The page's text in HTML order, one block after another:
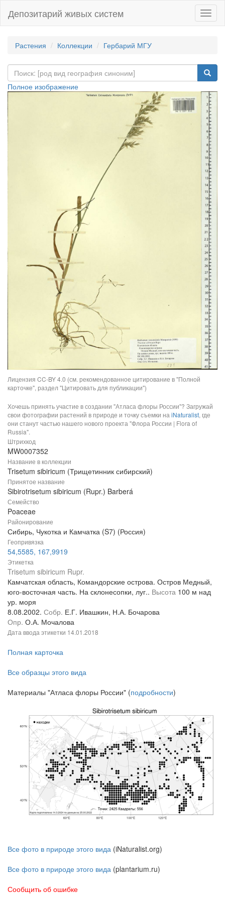
Депозитарий живых систем
Растения Коллекции Гербарий МГУ
Полное изображение
Лицензия CC-BY 4.0 (см. рекомендованное цитирование в "Полной
карточке", раздел "Цитировать для публикации")
Хочешь принять участие в создании "Атласа флоры России"? Загружай
свои фотографии растений в природе и точку съемки наiNaturalist, где
они станут частью нашего нового проекта "Флора России | Flora of
Russia".
Штрихкод
MW0007352
Название в коллекции
Trisetum sibiricum (Трищетинник сибирский)
Принятое название
Sibirotrisetum sibiricum (Rupr.) Barberá
Семейство
Poaceae
Районирование
Сибирь, Чукотка и Камчатка (S7) (Россия)
Геопривязка
54,5585, 167,9919
Этикетка
Trisetum sibiricum Rupr.
Камчатская область, Командорские острова. Остров Медный,
юго-восточная часть. На склонесопки, луг.. Высота 100 м над
ур. моря
8.08.2002. Собр. Е.Г. Ивашкин, Н.А. Бочарова
Опр. О.А. Мочалова
Дата ввода этикетки 14.01.2018
Полная карточка
Все образцы этого вида
Материалы "Атласа флоры России" (подробности)
Все фото в природе этого вида (iNaturalist.org)
Все фото в природе этого вида (plantarium.ru)
Сообщить об ошибке